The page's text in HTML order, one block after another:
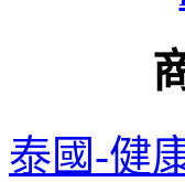
泰國-健